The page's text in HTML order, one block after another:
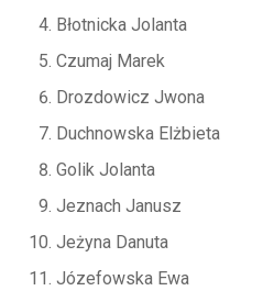
Błotnicka Jolanta
Czumaj Marek
Drozdowicz Jwona
Duchnowska Elżbieta
Golik Jolanta
Jeznach Janusz
Jeżyna Danuta
Józefowska Ewa